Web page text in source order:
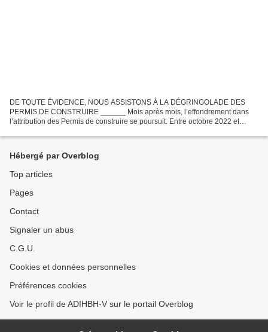
DE TOUTE ÉVIDENCE, NOUS ASSISTONS À LA DÉGRINGOLADE DES
PERMIS DE CONSTRUIRE ______ Mois après mois, l’effondrement dans
l’attribution des Permis de construire se poursuit. Entre octobre 2022 et
Hébergé par Overblog
Top articles
Pages
Contact
Signaler un abus
C.G.U.
Cookies et données personnelles
Préférences cookies
Voir le profil de ADIHBH-V sur le portail Overblog